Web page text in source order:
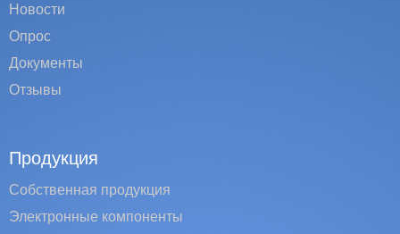
Новости
Опрос
Документы
Отзывы
Продукция
Собственная продукция
Электронные компоненты